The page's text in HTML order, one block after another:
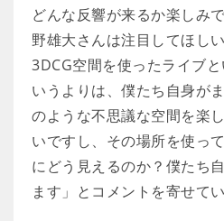
どんな反響が来るか楽しみ
野雄大さんは注目してほし
3DCG空間を使ったライブ
いうよりは、僕たち自身が
のような不思議な空間を楽
いですし、その場所を使っ
にどう見えるのか？僕たち
ます」とコメントを寄せてい